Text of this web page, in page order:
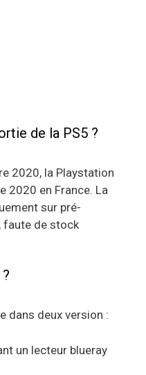
de la PS5 ?
2020, la Playstation
2020 en France. La
sur pré-
faute de stock
dans deux version :
un lecteur blueray